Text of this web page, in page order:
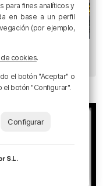
en el parking
para fines analíticos y
en base a un perfil
(por ejemplo,
de cookies.
el botón "Aceptar" o
el botón "Configurar".
Configurar
S.L.